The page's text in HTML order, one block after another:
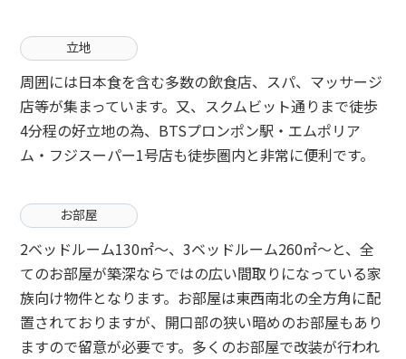
立地
周囲には日本食を含む多数の飲食店、スパ、マッサージ
店等が集まっています。又、スクムビット通りまで徒歩
4分程の好立地の為、BTSプロンポン駅・エムポリア
ム・フジスーパー1号店も徒歩圏内と非常に便利です。
お部屋
2ベッドルーム130㎡～、3ベッドルーム260㎡～と、全
てのお部屋が築深ならではの広い間取りになっている家
族向け物件となります。お部屋は東西南北の全方角に配
置されておりますが、開口部の狭い暗めのお部屋もあり
ますので留意が必要です。多くのお部屋で改装が行われ